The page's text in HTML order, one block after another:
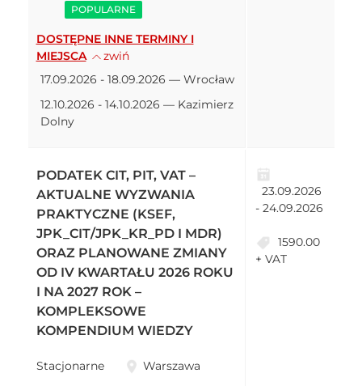
POPULARNE
DOSTĘPNE INNE TERMINY I
MIEJSCA
zwiń
17.09.2026 - 18.09.2026 — Wrocław
12.10.2026 - 14.10.2026 — Kazimierz
Dolny
PODATEK CIT, PIT, VAT –
AKTUALNE WYZWANIA
PRAKTYCZNE (KSEF,
JPK_CIT/JPK_KR_PD I MDR)
ORAZ PLANOWANE ZMIANY
OD IV KWARTAŁU 2026 ROKU
I NA 2027 ROK –
KOMPLEKSOWE
KOMPENDIUM WIEDZY
Stacjonarne Warszawa
23.09.2026
- 24.09.2026
1590.00
+ VAT